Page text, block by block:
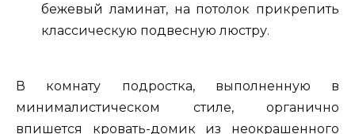
бежевый ламинат, на потолок прикрепить
классическую подвесную люстру.
В комнату подростка, выполненную в
минималистическом стиле, органично
впишется кровать-домик из неокрашенного